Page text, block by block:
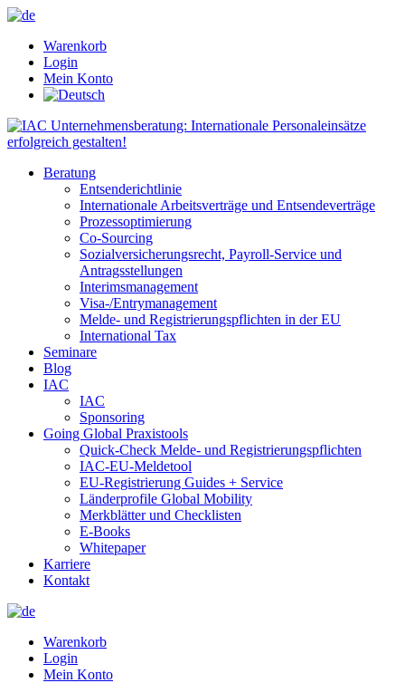
Warenkorb
Login
Mein Konto
Beratung
Entsenderichtlinie
Internationale Arbeitsverträge und Entsendeverträge
Prozessoptimierung
Co-Sourcing
Sozialversicherungsrecht, Payroll-Service und
Antragsstellungen
Interimsmanagement
Visa-/Entrymanagement
Melde- und Registrierungspflichten in der EU
International Tax
Seminare
Blog
IAC
IAC
Sponsoring
Going Global Praxistools
Quick-Check Melde- und Registrierungspflichten
IAC-EU-Meldetool
EU-Registrierung Guides + Service
Länderprofile Global Mobility
Merkblätter und Checklisten
E-Books
Whitepaper
Karriere
Kontakt
Warenkorb
Login
Mein Konto